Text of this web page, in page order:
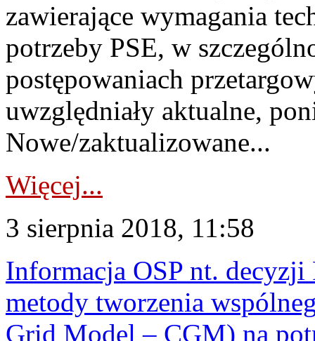
zawierające wymagania
potrzeby PSE, w
postępowaniach
uwzględniały aktualne,
Nowe/zaktualizowane...
Więcej...
3 sierpnia 2018, 11:58
Informacja OSP nt. decyzji
metody tworzenia
Grid Model – CGM) na